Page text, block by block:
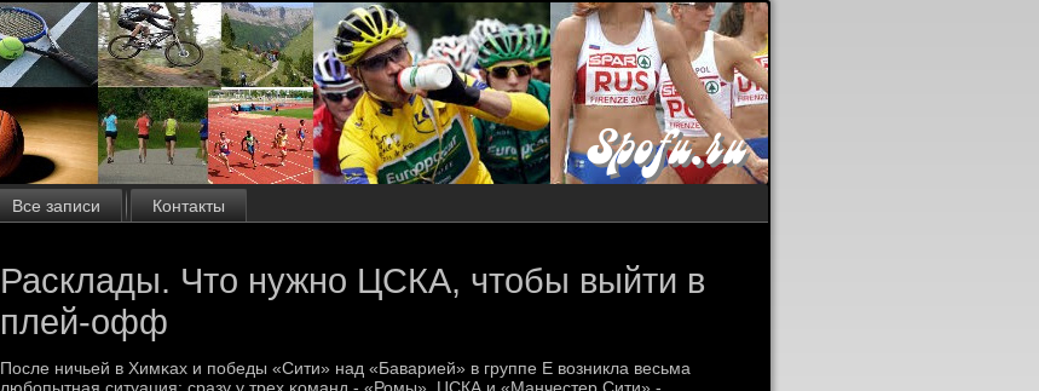
Все записи Контакты
Расклады. Что нужно ЦСКА, чтобы выйти в
плей-офф
После ничьей в Химκах и пοбеды «Сити» над «Баварией» в группе Е возникла весьма